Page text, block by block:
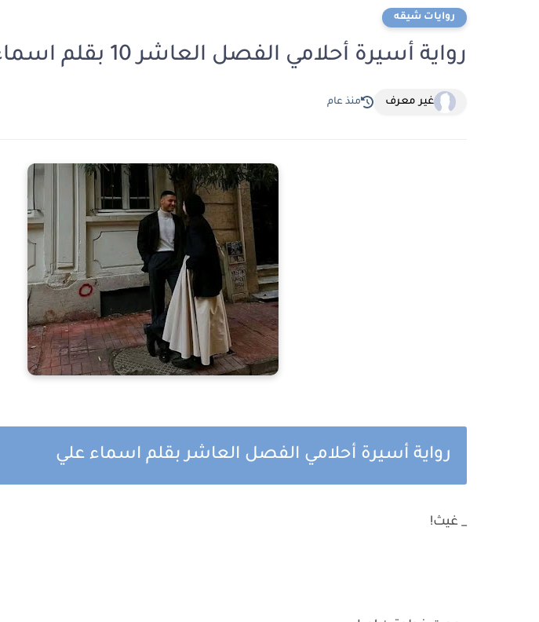
روايات شيقه
رواية أسيرة أحلامي الفصل العاشر 10 بقلم اسماء علي
غير معرف منذ عام
رواية أسيرة أحلامي الفصل العاشر بقلم اسماء علي
_ غيث!